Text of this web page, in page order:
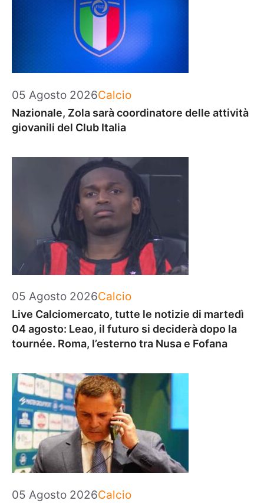
05 Agosto 2026Categorie
Calcio
Nazionale, Zola sarà coordinatore delle attività
giovanili del Club Italia
05 Agosto 2026Categorie
Calcio
Live Calciomercato, tutte le notizie di martedì
04 agosto: Leao, il futuro si deciderà dopo la
tournée. Roma, l’esterno tra Nusa e Fofana
05 Agosto 2026Categorie
Calcio